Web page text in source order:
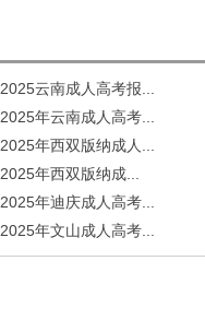
2025云南成人高考报...
2025年云南成人高考...
2025年西双版纳成人...
2025年西双版纳成...
2025年迪庆成人高考...
2025年文山成人高考...